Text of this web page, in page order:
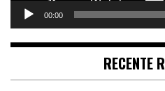
00:00
RECENTE